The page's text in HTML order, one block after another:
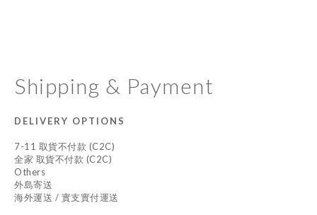
Shipping & Payment
DELIVERY OPTIONS
7-11 取貨不付款 (C2C)
全家 取貨不付款 (C2C)
Others
外島寄送
海外運送 / 實支實付運送